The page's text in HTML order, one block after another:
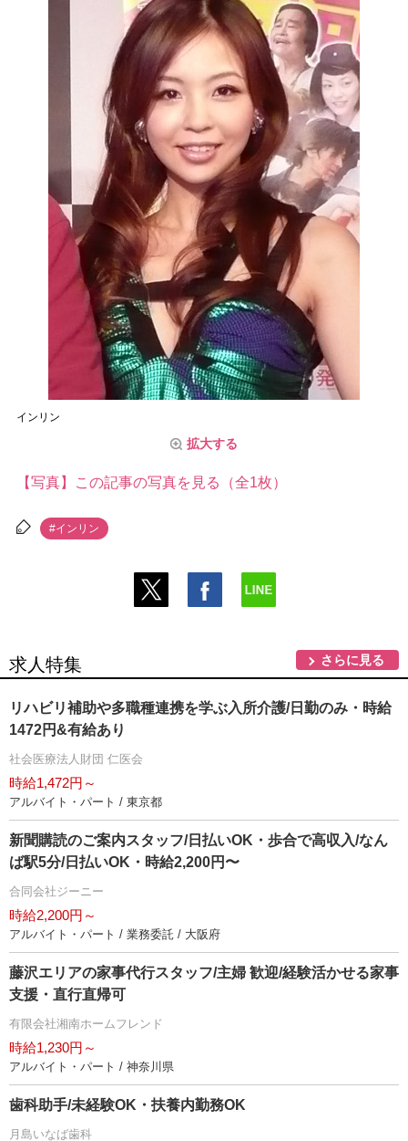
インリン
拡大する
【写真】この記事の写真を見る（全1枚）
#インリン
求人特集 さらに見る
リハビリ補助や多職種連携を学ぶ入所介護/日勤のみ・時給
1472円&有給あり
社会医療法人財団 仁医会
時給1,472円～
アルバイト・パート / 東京都
新聞購読のご案内スタッフ/日払いOK・歩合で高収入/なん
ば駅5分/日払いOK・時給2,200円〜
合同会社ジーニー
時給2,200円～
アルバイト・パート / 業務委託 / 大阪府
藤沢エリアの家事代行スタッフ/主婦 歓迎/経験活かせる家事
支援・直行直帰可
有限会社湘南ホームフレンド
時給1,230円～
アルバイト・パート / 神奈川県
歯科助手/未経験OK・扶養内勤務OK
月島いなば歯科